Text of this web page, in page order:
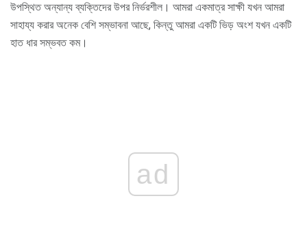
উপস্থিত অন্যান্য ব্যক্তিদের উপর নির্ভরশীল। আমরা একমাত্র সাক্ষী যখন আমরা
সাহায্য করার অনেক বেশি সম্ভাবনা আছে, কিন্তু আমরা একটি ভিড় অংশ যখন একটি
হাত ধার সম্ভবত কম।
ad